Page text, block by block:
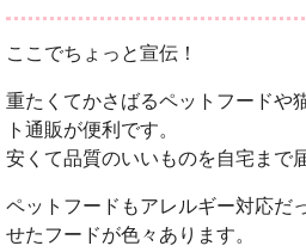
ここでちょっと宣伝！
重たくてかさばるペットフードや
ト通販が便利です。
安くて品質のいいものを自宅まで
ペットフードもアレルギー対応だ
せたフードが色々あります。